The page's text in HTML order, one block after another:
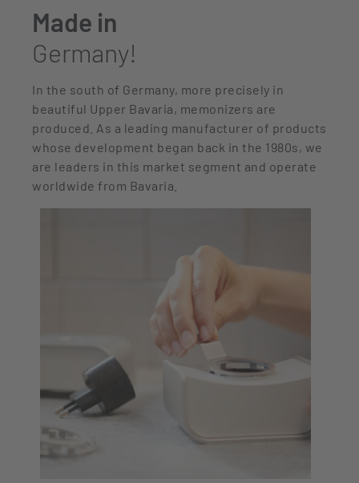
Made in
Germany!
In the south of Germany, more precisely in
beautiful Upper Bavaria, memonizers are
produced. As a leading manufacturer of products
whose development began back in the 1980s, we
are leaders in this market segment and operate
worldwide from Bavaria.